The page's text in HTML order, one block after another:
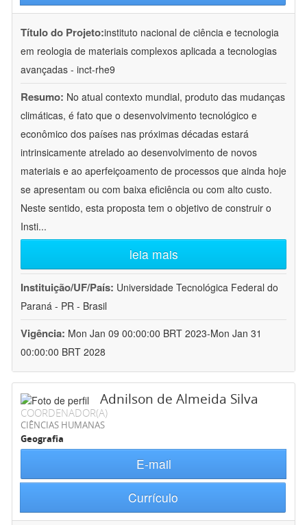
Título do Projeto:instituto nacional de ciência e tecnologia
em reologia de materiais complexos aplicada a tecnologias
avançadas - inct-rhe9
Resumo: No atual contexto mundial, produto das mudanças
climáticas, é fato que o desenvolvimento tecnológico e
econômico dos países nas próximas décadas estará
intrinsicamente atrelado ao desenvolvimento de novos
materiais e ao aperfeiçoamento de processos que ainda hoje
se apresentam ou com baixa eficiência ou com alto custo.
Neste sentido, esta proposta tem o objetivo de construir o
Insti...
leia mais
Instituição/UF/País: Universidade Tecnológica Federal do
Paraná - PR - Brasil
Vigência: Mon Jan 09 00:00:00 BRT 2023-Mon Jan 31
00:00:00 BRT 2028
Adnilson de Almeida Silva
COORDENADOR(A)
CIÊNCIAS HUMANAS
Geografia
E-mail
Currículo